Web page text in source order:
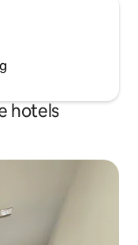
hotels